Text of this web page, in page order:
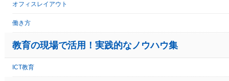
オフィスレイアウト
働き方
教育の現場で活用！実践的なノウハウ集
ICT教育